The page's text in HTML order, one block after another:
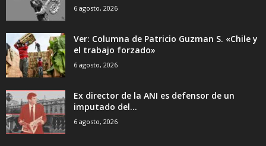
6 agosto, 2026
Ver: Columna de Patricio Guzman S. «Chile y
el trabajo forzado»
6 agosto, 2026
Ex director de la ANI es defensor de un
imputado del...
6 agosto, 2026